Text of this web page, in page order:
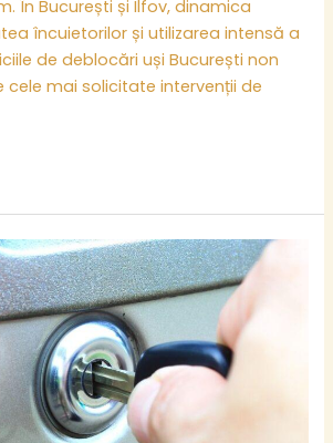
În București și Ilfov, dinamica
încuietorilor și utilizarea intensă a
de deblocări uși București non
cele mai solicitate intervenții de